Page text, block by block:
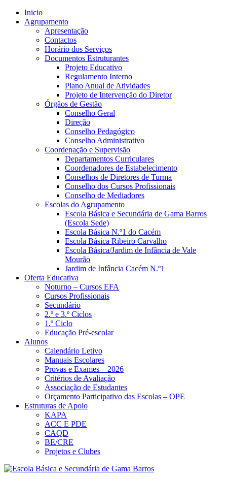
Inicio
Agrupamento
Apresentação
Contactos
Horário dos Serviços
Documentos Estruturantes
Projeto Educativo
Regulamento Interno
Plano Anual de Atividades
Projeto de Intervenção do Diretor
Órgãos de Gestão
Conselho Geral
Direção
Conselho Pedagógico
Conselho Administrativo
Coordenação e Supervisão
Departamentos Curriculares
Coordenadores de Estabelecimento
Conselhos de Diretores de Turma
Conselho dos Cursos Profissionais
Conselho de Mediadores
Escolas do Agrupamento
Escola Básica e Secundária de Gama Barros
(Escola Sede)
Escola Básica N.º1 do Cacém
Escola Básica Ribeiro Carvalho
Escola Básica/Jardim de Infância de Vale
Mourão
Jardim de Infância Cacém N.º1
Oferta Educativa
Noturno – Cursos EFA
Cursos Profissionais
Secundário
2.º e 3.º Ciclos
1.º Ciclo
Educação Pré-escolar
Alunos
Calendário Letivo
Manuais Escolares
Provas e Exames – 2026
Critérios de Avaliação
Associação de Estudantes
Orçamento Participativo das Escolas – OPE
Estruturas de Apoio
KAPA
ACC E PDE
CAQD
BE/CRE
Projetos e Clubes